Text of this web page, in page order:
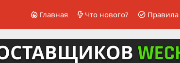
Главная Что нового? Правила